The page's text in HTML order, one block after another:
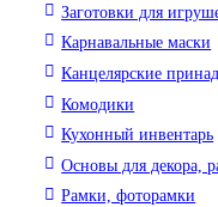
Заготовки для
Карнавальные маски
Канцелярские
Комодики
Кухонный инвентарь
Основы для декора,
Рамки, фоторамки